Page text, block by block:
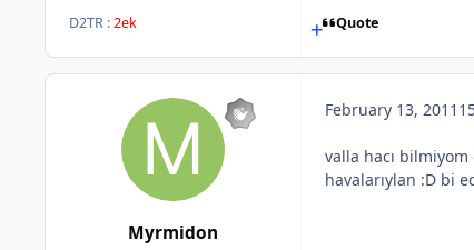
D2TR :2ek Quote
Myrmidon
February 13, 2011
valla hacı
havalarıylan :D bi